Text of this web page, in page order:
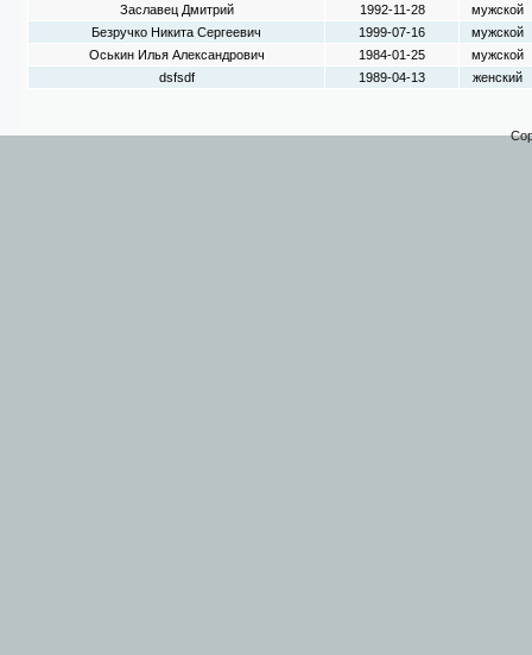
Заславец Дмитрий
1992-11-28
мужской
Безручко Никита Сергеевич
1999-07-16
мужской
Оськин Илья Александрович
1984-01-25
мужской
dsfsdf
1989-04-13 женский